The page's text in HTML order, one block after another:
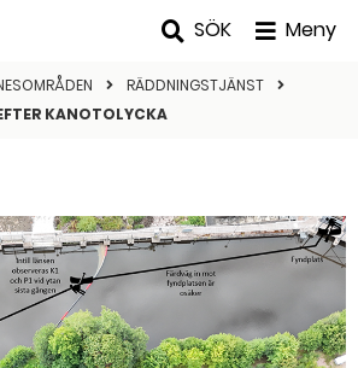
SÖK Meny
RÄDDNINGSTJÄNST
KANOTOLYCKA